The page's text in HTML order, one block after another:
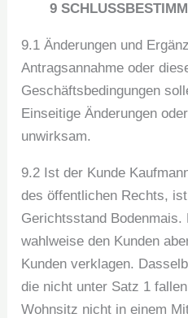
9
9.1 Änderungen und
Antragsannahme oder
Geschäftsbedingungen
Einseitige Änderungen
unwirksam.
9.2 Ist der Kunde
des öffentlichen Rechts,
Gerichtsstand Bodenmais.
wahlweise den Kunden
Kunden verklagen.
die nicht unter Satz 1
Wohnsitz nicht in einem